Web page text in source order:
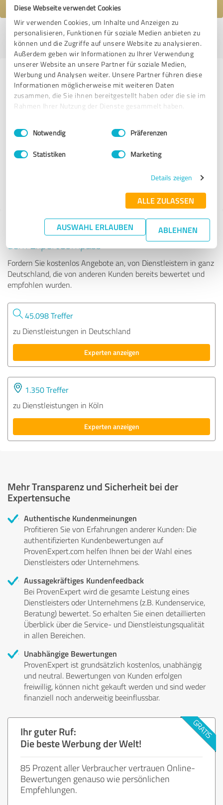
Diese Webseite verwendet Cookies
Wir verwenden Cookies, um Inhalte und Anzeigen zu
personalisieren, Funktionen für soziale Medien anbieten zu
können und die Zugriffe auf unsere Website zu analysieren.
Außerdem geben wir Informationen zu Ihrer Verwendung
unserer Website an unsere Partner für soziale Medien,
Werbung und Analysen weiter. Unsere Partner führen diese
Informationen möglicherweise mit weiteren Daten
zusammen, die Sie ihnen bereitgestellt haben oder die sie im
Rahmen Ihrer Nutzung der Dienste gesammelt haben.
Impressum Datenschutzbestimmungen
Einwilligungsauswahl
Notwendig Präferenzen
Statistiken Marketing
Details zeigen
ALLE ZULASSEN
AUSWAHL ERLAUBEN ABLEHNEN
Profil aktiv seit 03.12.2018 |Letzte Aktualisierung: 01.07.2025|Profil
melden
Erfahrungen zu weiteren
Anbietern aus dem Bereich
Dienstleistungen
Fuss-Check GmbH
Tipp: Die passenden Experten finden - mit
dem ExpertCompass
Fordern Sie kostenlos Angebote an, von Dienstleistern in ganz
Deutschland, die von anderen Kunden bereits bewertet und
empfohlen wurden.
45.098 Treffer
zu Dienstleistungen in Deutschland
Experten anzeigen
1.350 Treffer
zu Dienstleistungen in Köln
Experten anzeigen
Mehr Transparenz und Sicherheit bei der
Expertensuche
Authentische Kundenmeinungen
Profitieren Sie von Erfahrungen anderer Kunden: Die
authentifizierten Kundenbewertungen auf
ProvenExpert.com helfen Ihnen bei der Wahl eines
Dienstleisters oder Unternehmens.
Aussagekräftiges Kundenfeedback
Bei ProvenExpert wird die gesamte Leistung eines
Dienstleisters oder Unternehmens (z.B. Kundenservice,
Beratung) bewertet. So erhalten Sie einen detaillierten
Überblick über die Service- und Dienstleistungsqualität
in allen Bereichen.
Unabhängige Bewertungen
ProvenExpert ist grundsätzlich kostenlos, unabhängig
und neutral. Bewertungen von Kunden erfolgen
freiwillig, können nicht gekauft werden und sind weder
finanziell noch anderweitig beeinflussbar.
Ihr guter Ruf:
Die beste Werbung der Welt!
85 Prozent aller Verbraucher vertrauen Online-
Bewertungen genauso wie persönlichen
Empfehlungen.